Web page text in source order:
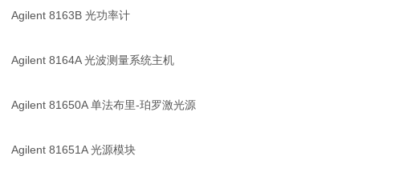
Agilent 8163B 光功率计
Agilent 8164A 光波测量系统主机
Agilent 81650A 单法布里-珀罗激光源
Agilent 81651A 光源模块